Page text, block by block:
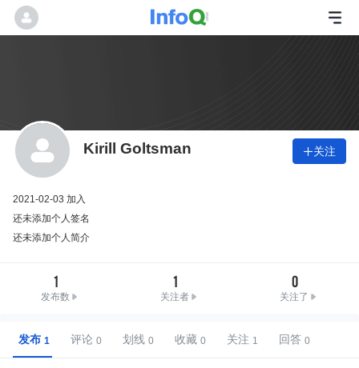
Kirill Goltsman 关注
2021-02-03 加入
还未添加个人签名
还未添加个人简介
1
发布数
1
关注者
0
关注了
发布 评论 划线 收藏 关注 回答